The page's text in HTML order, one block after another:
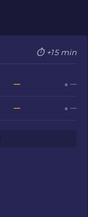
⏱ +15 min
— ● —
— ● —